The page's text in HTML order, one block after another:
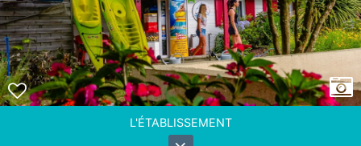
L'ÉTABLISSEMENT